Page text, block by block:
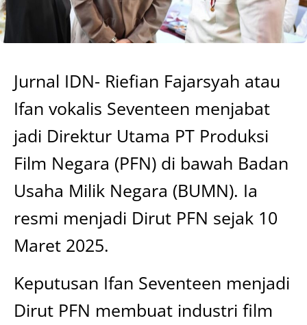
Jurnal IDN- Riefian Fajarsyah atau
Ifan vokalis Seventeen menjabat
jadi Direktur Utama PT Produksi
Film Negara (PFN) di bawah Badan
Usaha Milik Negara (BUMN). Ia
resmi menjadi Dirut PFN sejak 10
Maret 2025.
Keputusan Ifan Seventeen menjadi
Dirut PFN membuat industri film